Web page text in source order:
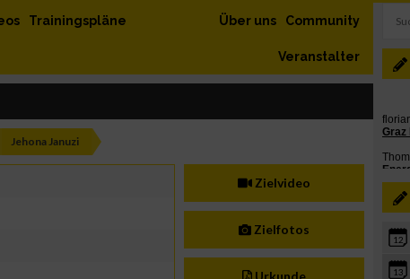
Trainingspläne Community
Über uns
Veranstalter
Jehona Januzi
Zielvideo
Zielfotos
Urkunde
12
13